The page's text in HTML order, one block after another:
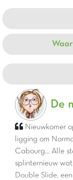
De
Nieuwkomer
ligging om
Cabourg... Alle
splinternieuw
Double Slide,